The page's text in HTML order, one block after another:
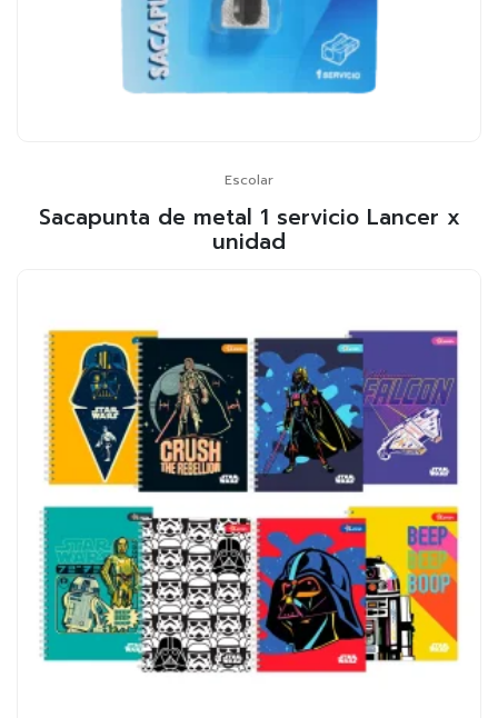
Escolar
Sacapunta de metal 1 servicio Lancer x
unidad